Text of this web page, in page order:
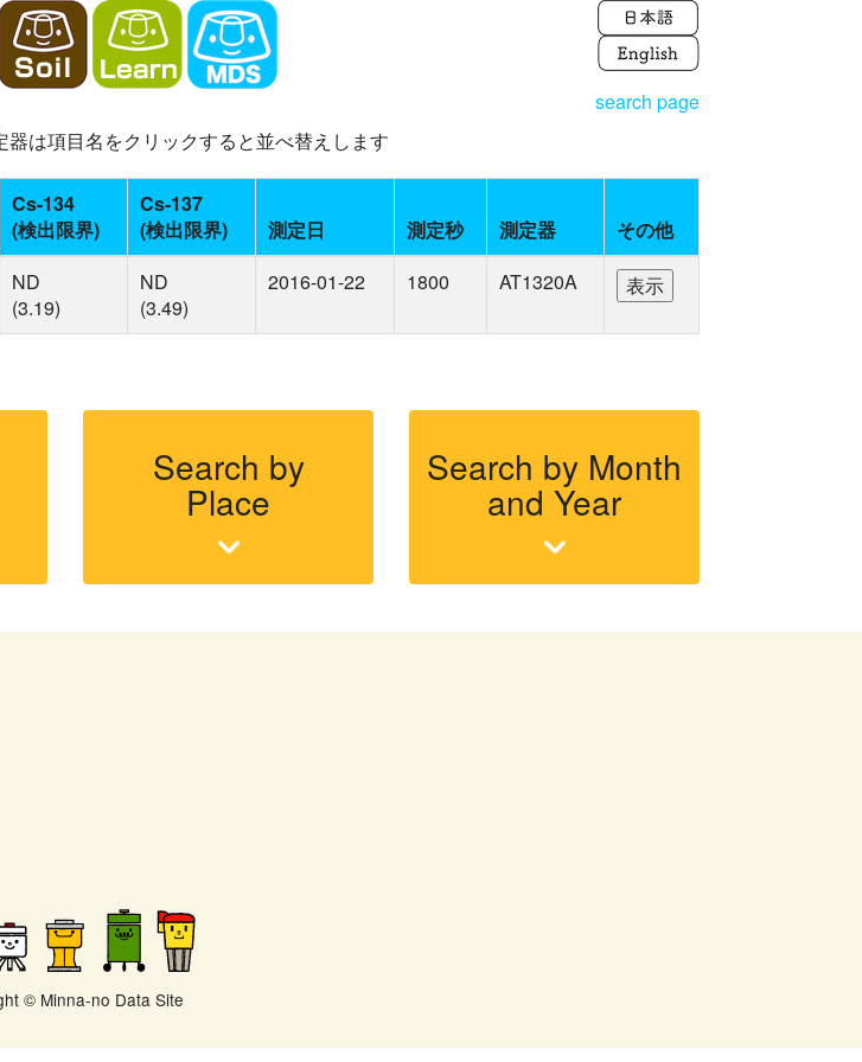
search page
は項目名をクリックすると並べ替えします
Cs-134
(検出限界)
Cs-137
(検出限界)
測定日 測定秒 測定器
その他
ND
(3.19)
ND
(3.49)
2016-01-22 1800 AT1320A
Search by
Place
Search by Month
and Year
© Minna-no Data Site